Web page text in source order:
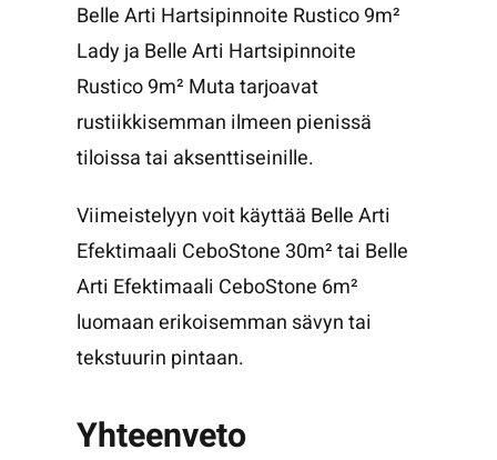
Belle Arti Hartsipinnoite Rustico 9m²
Ladyja Belle Arti Hartsipinnoite
Rustico 9m² Mutatarjoavat
rustiikkisemman ilmeen pienissä
tiloissa tai aksenttiseinille.
Viimeistelyyn voit käyttää Belle Arti
Efektimaali CeboStone 30m²tai Belle
Arti Efektimaali CeboStone 6m²
luomaan erikoisemman sävyn tai
tekstuurin pintaan.
Yhteenveto